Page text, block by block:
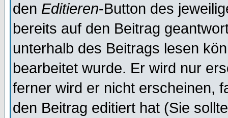
den Editieren-Button des
bereits auf den Beitrag
unterhalb des Beitrags lesen
bearbeitet wurde. Er wird nur
ferner wird er nicht erscheinen,
den Beitrag editiert hat (Sie